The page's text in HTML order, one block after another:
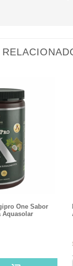
One Sabor
Aquasolar